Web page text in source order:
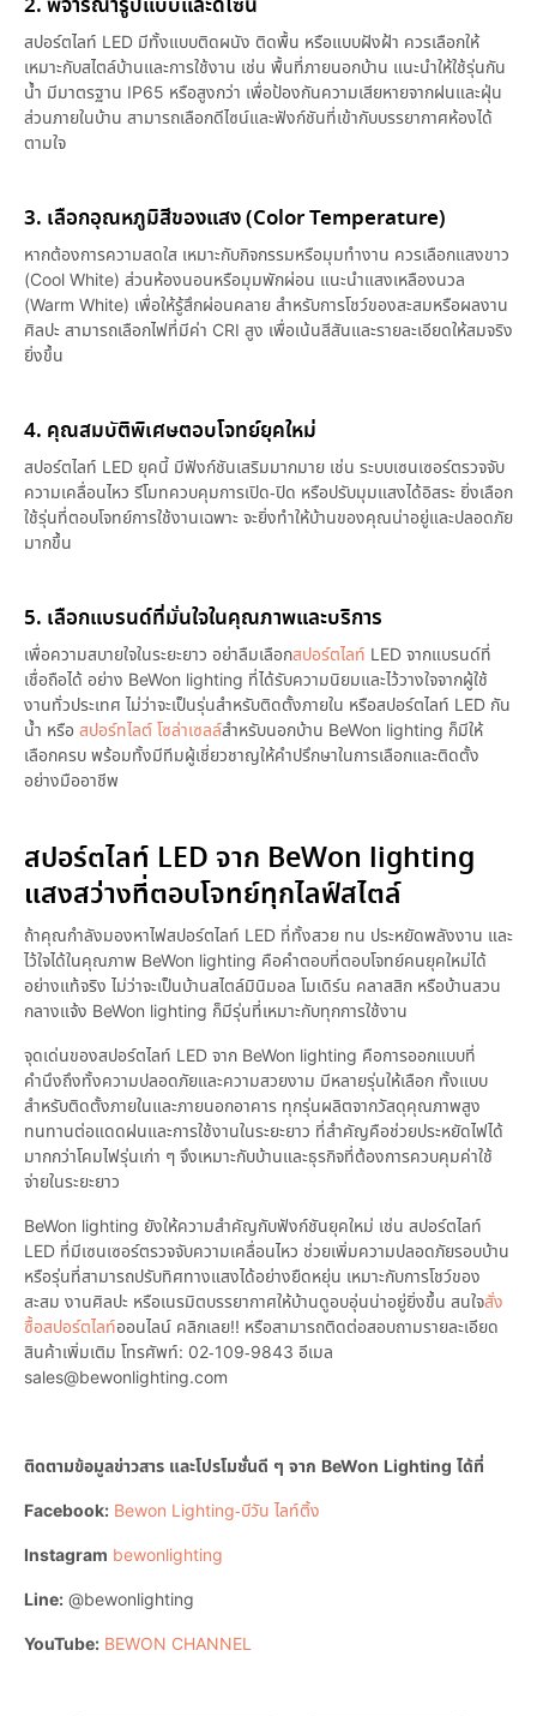
สปอร์ตไลท์ LED มีทั้งแบบติดผนัง ติดพื้น หรือแบบฝังฝ้า ควรเลือกให้
เหมาะกับสไตล์บ้านและการใช้งาน เช่น พื้นที่ภายนอกบ้าน แนะนำให้ใช้รุ่นกัน
น้ำ มีมาตรฐาน IP65 หรือสูงกว่า เพื่อป้องกันความเสียหายจากฝนและฝุ่น
ส่วนภายในบ้าน สามารถเลือกดีไซน์และฟังก์ชันที่เข้ากับบรรยากาศห้องได้
ตามใจ
3. เลือกอุณหภูมิสีของแสง (Color Temperature)
หากต้องการความสดใส เหมาะกับกิจกรรมหรือมุมทำงาน ควรเลือกแสงขาว
(Cool White) ส่วนห้องนอนหรือมุมพักผ่อน แนะนำแสงเหลืองนวล
(Warm White) เพื่อให้รู้สึกผ่อนคลาย สำหรับการโชว์ของสะสมหรือผลงาน
ศิลปะ สามารถเลือกไฟที่มีค่า CRI สูง เพื่อเน้นสีสันและรายละเอียดให้สมจริง
ยิ่งขึ้น
4. คุณสมบัติพิเศษตอบโจทย์ยุคใหม่
สปอร์ตไลท์ LED ยุคนี้ มีฟังก์ชันเสริมมากมาย เช่น ระบบเซนเซอร์ตรวจจับ
ความเคลื่อนไหว รีโมทควบคุมการเปิด-ปิด หรือปรับมุมแสงได้อิสระ ยิ่งเลือก
ใช้รุ่นที่ตอบโจทย์การใช้งานเฉพาะ จะยิ่งทำให้บ้านของคุณน่าอยู่และปลอดภัย
มากขึ้น
5. เลือกแบรนด์ที่มั่นใจในคุณภาพและบริการ
เพื่อความสบายใจในระยะยาว อย่าลืมเลือกสปอร์ตไลท์ LED จากแบรนด์ที่
เชื่อถือได้ อย่าง BeWon lighting ที่ได้รับความนิยมและไว้วางใจจากผู้ใช้
งานทั่วประเทศ ไม่ว่าจะเป็นรุ่นสำหรับติดตั้งภายใน หรือสปอร์ตไลท์ LED กัน
น้ำ หรือ สปอร์ทไลต์ โซล่าเซลล์สำหรับนอกบ้าน BeWon lighting ก็มีให้
เลือกครบ พร้อมทั้งมีทีมผู้เชี่ยวชาญให้คำปรึกษาในการเลือกและติดตั้ง
อย่างมืออาชีพ
สปอร์ตไลท์ LED จาก BeWon lighting
แสงสว่างที่ตอบโจทย์ทุกไลฟ์สไตล์
ถ้าคุณกำลังมองหาไฟสปอร์ตไลท์ LED ที่ทั้งสวย ทน ประหยัดพลังงาน และ
ไว้ใจได้ในคุณภาพ BeWon lighting คือคำตอบที่ตอบโจทย์คนยุคใหม่ได้
อย่างแท้จริง ไม่ว่าจะเป็นบ้านสไตล์มินิมอล โมเดิร์น คลาสสิก หรือบ้านสวน
กลางแจ้ง BeWon lighting ก็มีรุ่นที่เหมาะกับทุกการใช้งาน
จุดเด่นของสปอร์ตไลท์ LED จาก BeWon lighting คือการออกแบบที่
คำนึงถึงทั้งความปลอดภัยและความสวยงาม มีหลายรุ่นให้เลือก ทั้งแบบ
สำหรับติดตั้งภายในและภายนอกอาคาร ทุกรุ่นผลิตจากวัสดุคุณภาพสูง
ทนทานต่อแดดฝนและการใช้งานในระยะยาว ที่สำคัญคือช่วยประหยัดไฟได้
มากกว่าโคมไฟรุ่นเก่า ๆ จึงเหมาะกับบ้านและธุรกิจที่ต้องการควบคุมค่าใช้
จ่ายในระยะยาว
BeWon lighting ยังให้ความสำคัญกับฟังก์ชันยุคใหม่ เช่น สปอร์ตไลท์
LED ที่มีเซนเซอร์ตรวจจับความเคลื่อนไหว ช่วยเพิ่มความปลอดภัยรอบบ้าน
หรือรุ่นที่สามารถปรับทิศทางแสงได้อย่างยืดหยุ่น เหมาะกับการโชว์ของ
สะสม งานศิลปะ หรือเนรมิตบรรยากาศให้บ้านดูอบอุ่นน่าอยู่ยิ่งขึ้น สนใจสั่ง
ซื้อสปอร์ตไลท์ออนไลน์ คลิกเลย!! หรือสามารถติดต่อสอบถามรายละเอียด
สินค้าเพิ่มเติม โทรศัพท์: 02-109-9843 อีเมล
sales@bewonlighting.com
ติดตามข้อมูลข่าวสาร และโปรโมชั่นดี ๆ จาก BeWon Lighting ได้ที่
Facebook: Bewon Lighting-บีวัน ไลท์ติ้ง
Instagram bewonlighting
Line:@bewonlighting
YouTube: BEWON CHANNEL